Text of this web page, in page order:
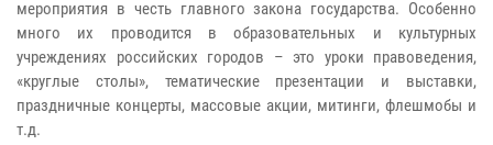
мероприятия в честь главного закона государства. Особенно
много их проводится в образовательных и культурных
учреждениях российских городов – это уроки правоведения,
«круглые столы», тематические презентации и выставки,
праздничные концерты, массовые акции, митинги, флешмобы и
т.д.